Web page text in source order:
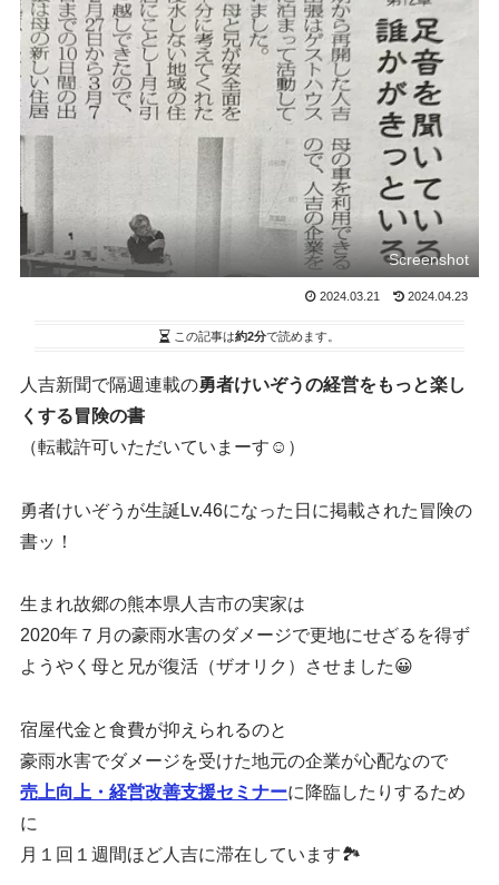
Screenshot
2024.03.21 2024.04.23
この記事は約2分で読めます。
人吉新聞で隔週連載の勇者けいぞうの経営をもっと楽し
くする冒険の書
（転載許可いただいていまーす☺️）
勇者けいぞうが生誕Lv.46になった日に掲載された冒険の
書ッ！
生まれ故郷の熊本県人吉市の実家は
2020年７月の豪雨水害のダメージで更地にせざるを得ず
ようやく母と兄が復活（ザオリク）させました😀
宿屋代金と食費が抑えられるのと
豪雨水害でダメージを受けた地元の企業が心配なので
売上向上・経営改善支援セミナーに降臨したりするため
に
月１回１週間ほど人吉に滞在しています🏞️